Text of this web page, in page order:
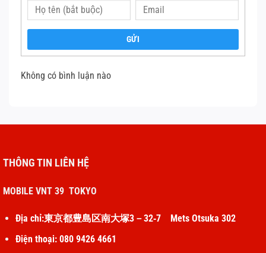
Năng lực đa nhiệm mạnh mẽ giúp người dùng dễ dàng
chuyển đổi giữa các ứng dụng, thoải mái ghi chú khi đang
xem tài liệu hoặc chỉnh sửa ảnh ngay trên màn hình. Với
dung lượng pin dùng cả ngày, iPad Gen 11 đảm bảo bạn
luôn sẵn sàng cho mọi công việc mà không gián đoạn.
GỬI
Không có bình luận nào
THÔNG TIN LIÊN HỆ
MOBILE VNT 39 TOKYO
Địa chỉ:東京都豊島区南大塚3－32‐7 Mets Otsuka 302
Điện thoại: 080 9426 4661